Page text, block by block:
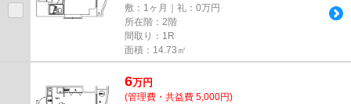
敷：1ヶ月｜礼：0万円
所在階：2階
間取り：1R
面積：14.73㎡
6万円
(管理費・共益費 5,000円)